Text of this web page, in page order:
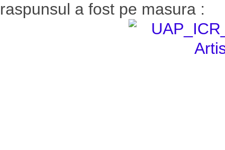
raspunsul a fost pe masura :